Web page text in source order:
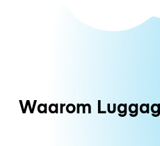
Waarom